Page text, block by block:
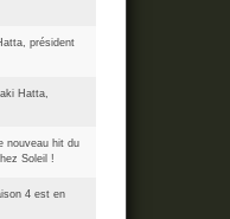
président
Hatta,
nouveau hit du
Soleil !
4 est en